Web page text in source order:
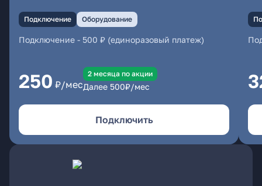
Подключение Оборудование
Подключение - 500 ₽ (единоразовый платеж)
250 ₽/мес
2 месяцa по акции
Далее 500₽/мес
Подключить